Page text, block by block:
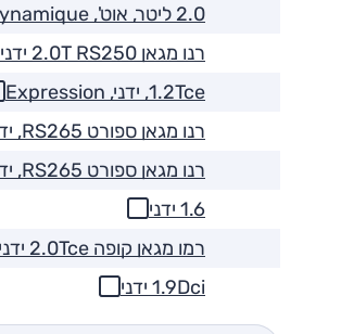
2.0 ליטר, אוט', Dynamique
רנו מגאן 2.0T RS250 ידני CUP
1.2Tce, ידני, Expression
רנו מגאן ספורט RS265, ידנית
רנו מגאן ספורט RS265, ידנית, CUP
1.6 ידני
רמו מגאן קופה 2.0Tce ידני
1.9Dci ידני